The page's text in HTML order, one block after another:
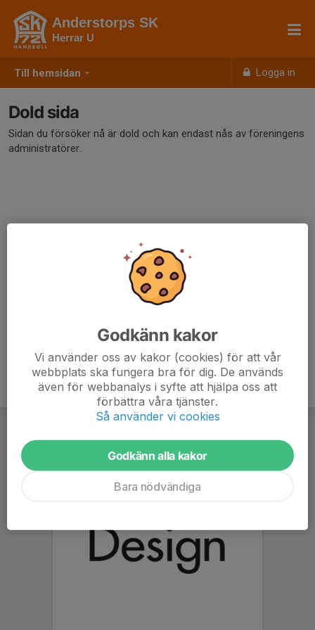
Till hemsidan Logga in
Anderstorps SK
Herrar U
Dold sida
Sidan du försöker nå är dold och kan endast nås av föreningens
administratörer.
Godkänn kakor
Vi använder oss av kakor (cookies) för att vår
webbplats ska fungera bra för dig. De används
även för webbanalys i syfte att hjälpa oss att
förbättra våra tjänster.
Så använder vi cookies
Godkänn alla kakor
Bara nödvändiga